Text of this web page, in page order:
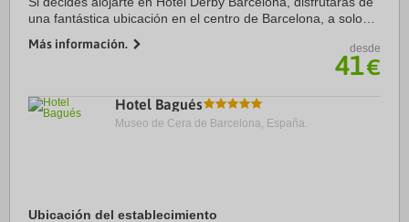
una fantástica ubicación en el centro de Barcelona, a solo
Además, este hotel se ...
Más información. desde
41€
Hotel Bagués
Museo de Cera de Barcelona, España.
Ubicación del establecimiento